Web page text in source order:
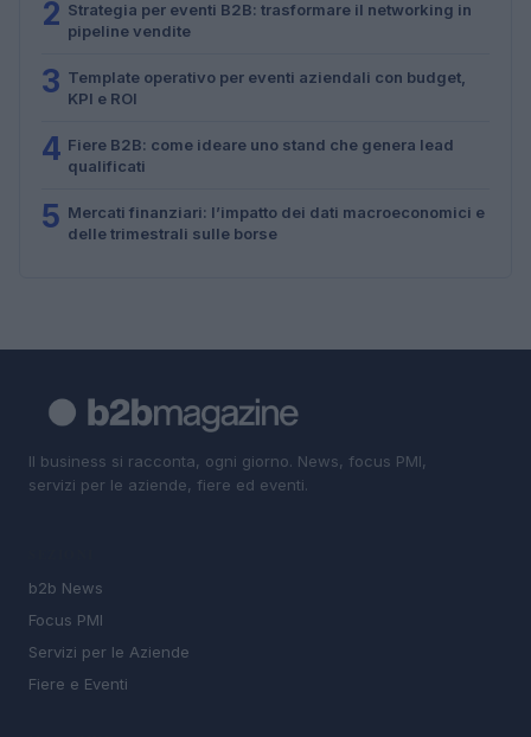
2 Strategia per eventi B2B: trasformare il networking in
pipeline vendite
3 Template operativo per eventi aziendali con budget,
KPI e ROI
4 Fiere B2B: come ideare uno stand che genera lead
qualificati
5 Mercati finanziari: l’impatto dei dati macroeconomici e
delle trimestrali sulle borse
Il business si racconta, ogni giorno. News, focus PMI,
servizi per le aziende, fiere ed eventi.
b2b News
Focus PMI
Servizi per le Aziende
Fiere e Eventi